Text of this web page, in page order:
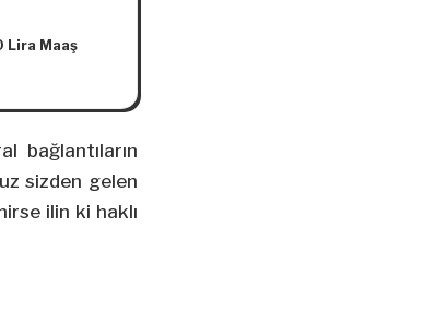
Lira Maaş
bağlantıların
sizden gelen
ilin ki haklı